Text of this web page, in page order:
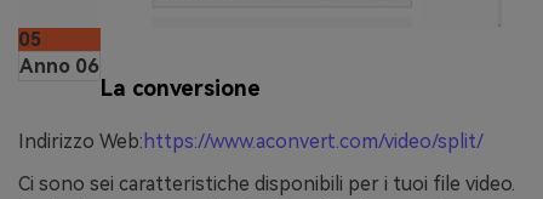
05
Anno 06
La conversione
Indirizzo Web: https://www.aconvert.com/video/split/
Ci sono sei caratteristiche disponibili per i tuoi file video.